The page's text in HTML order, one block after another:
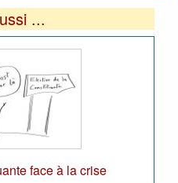
...
face à la crise